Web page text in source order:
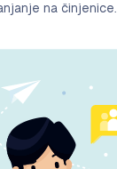
na činjenice.